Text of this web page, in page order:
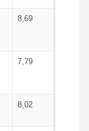
8,69
7,79
8,02